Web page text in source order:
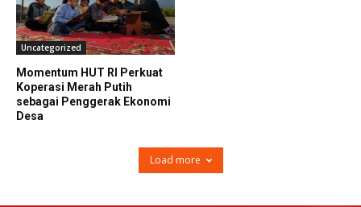
Uncategorized
Momentum HUT RI Perkuat
Koperasi Merah Putih
sebagai Penggerak Ekonomi
Desa
Load more